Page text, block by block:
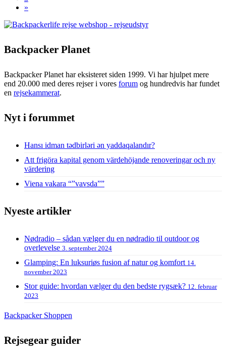
»
Backpacker Planet
Backpacker Planet har eksisteret siden 1999. Vi har hjulpet mere
end 20.000 med deres rejser i vores forum og hundredvis har fundet
en rejsekammerat.
Nyt i forummet
Hansı idman tədbirləri ən yaddaqalandır?
Att frigöra kapital genom värdehöjande renoveringar och ny
värdering
Viena vakara “”vavsda””
Nyeste artikler
Nødradio – sådan vælger du en nødradio til outdoor og
overlevelse 3. september 2024
Glamping: En luksuriøs fusion af natur og komfort 14.
november 2023
Stor guide: hvordan vælger du den bedste rygsæk? 12. februar
2023
Backpacker Shoppen
Rejsegear guider